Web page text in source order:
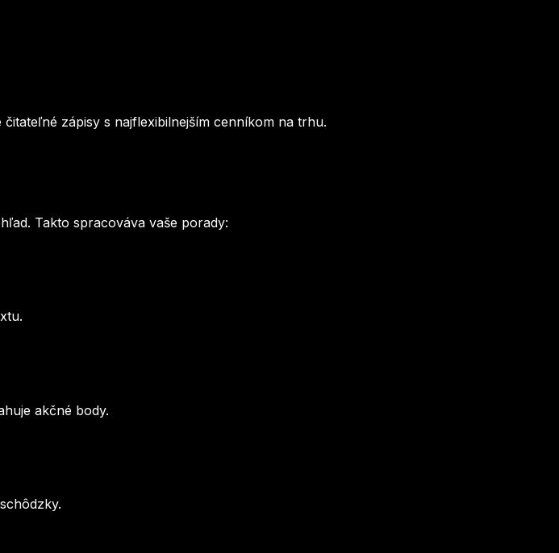
zápisy s najflexibilnejším cenníkom na trhu.
Takto spracováva vaše porady:
akčné body.